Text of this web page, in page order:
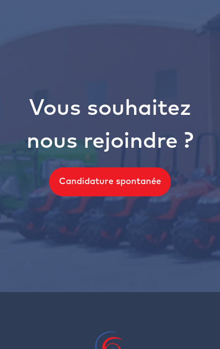
Vous souhaitez
nous rejoindre ?
Candidature spontanée